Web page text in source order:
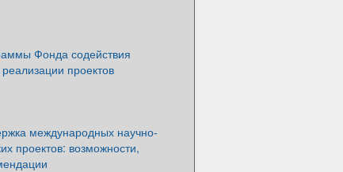
Фонда содействия
проектов
международных научно-
проектов: возможности,